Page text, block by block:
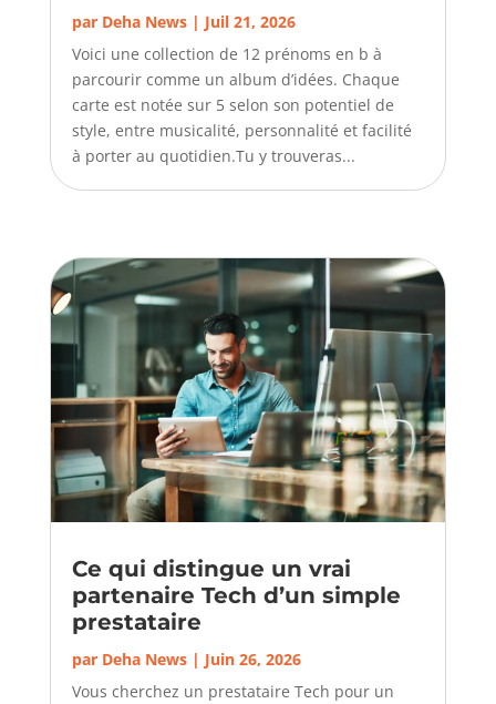
par Deha News| Juil 21, 2026
Voici une collection de 12 prénoms en b à
parcourir comme un album d’idées. Chaque
carte est notée sur 5 selon son potentiel de
style, entre musicalité, personnalité et facilité
à porter au quotidien.Tu y trouveras...
Ce qui distingue un vrai
partenaire Tech d’un simple
prestataire
par Deha News| Juin 26, 2026
Vous cherchez un prestataire Tech pour un